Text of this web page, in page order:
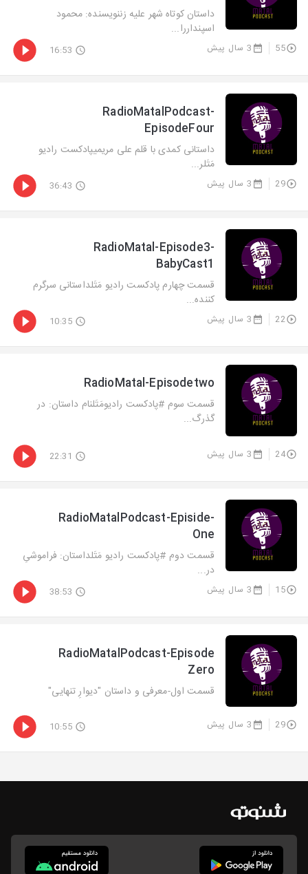
داستان کوتاه شهر علیه زننویسنده: محمود
اسپنداررا...
55 3 سال پیش 16:53
RadioMatalPodcast-
EpisodeFour
داستانی کمدی با قلم علی مریمیپادکست رادیو
مَتَلر...
29 3 سال پیش 36:43
RadioMatal-Episode3-
BabyCast1
قسمت چهارم پادکست رادیو مَتَلداستانی سرگرم
کننده...
22 3 سال پیش 10:35
RadioMatal-Episodetwo
قسمت سوم #پادکست رادیو‌مَتَلنام داستان: در
گذر‌گ...
24 3 سال پیش 22:31
RadioMatalPodcast-Episide-
One
قسمت دوم #پادکست رادیو مَتَلداستان: فراموشیِ
در...
15 3 سال پیش 38:53
RadioMatalPodcast-Episode
Zero
قسمت اول-معرفی و داستان "دیوارِ تنهایی"
29 3 سال پیش 10:55